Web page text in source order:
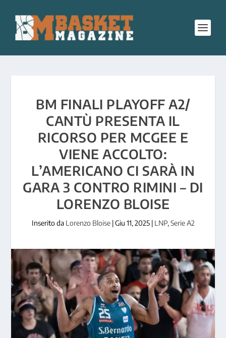
BM FINALI PLAYOFF A2/
CANTÙ PRESENTA IL
RICORSO PER MCGEE E
VIENE ACCOLTO:
L’AMERICANO CI SARÀ IN
GARA 3 CONTRO RIMINI – DI
LORENZO BLOISE
Inserito da Lorenzo Bloise|Giu 11, 2025| LNP, Serie A2